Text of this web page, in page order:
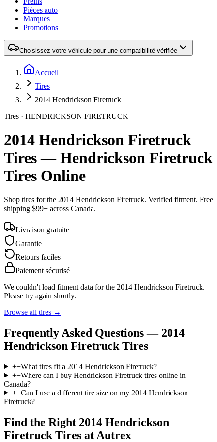
Pièces auto
Marques
Promotions
Choisissez votre véhicule pour une compatibilité vérifiée
Accueil
Tires
2014 Hendrickson Firetruck
Tires · HENDRICKSON FIRETRUCK
2014 Hendrickson Firetruck
Tires — Hendrickson Firetruck
Tires Online
Shop tires for the 2014 Hendrickson Firetruck. Verified fitment. Free
shipping $99+ across Canada.
Livraison gratuite
Garantie
Retours faciles
Paiement sécurisé
We couldn't load fitment data for the 2014 Hendrickson Firetruck.
Please try again shortly.
Browse all tires →
Frequently Asked Questions — 2014
Hendrickson Firetruck Tires
+−What tires fit a 2014 Hendrickson Firetruck?
+−Where can I buy Hendrickson Firetruck tires online in
Canada?
+−Can I use a different tire size on my 2014 Hendrickson
Firetruck?
Find the Right 2014 Hendrickson
Firetruck Tires at Autrex